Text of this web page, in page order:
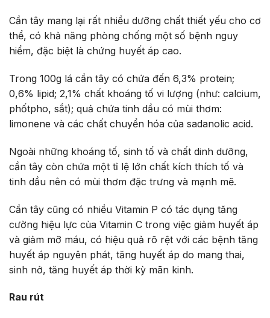
Cần tây mang lại rất nhiều dưỡng chất thiết yếu cho cơ
thể, có khả năng phòng chống một số bệnh nguy
hiểm, đặc biệt là chứng huyết áp cao.
Trong 100g lá cần tây có chứa đến 6,3% protein;
0,6% lipid; 2,1% chất khoáng tố vi lượng (như: calcium,
phốtpho, sắt); quả chứa tinh dầu có mùi thơm:
limonene và các chất chuyển hóa của sadanolic acid.
Ngoài những khoáng tố, sinh tố và chất dinh dưỡng,
cần tây còn chứa một tỉ lệ lớn chất kích thích tố và
tinh dầu nên có mùi thơm đặc trưng và mạnh mẽ.
Cần tây cũng có nhiều Vitamin P có tác dụng tăng
cường hiệu lực của Vitamin C trong việc giảm huyết áp
và giảm mỡ máu, có hiệu quả rõ rệt với các bệnh tăng
huyết áp nguyên phát, tăng huyết áp do mang thai,
sinh nở, tăng huyết áp thời kỳ mãn kinh.
Rau rút